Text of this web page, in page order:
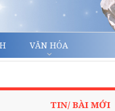
VĂN HÓA
TIN/ BÀI MỚI